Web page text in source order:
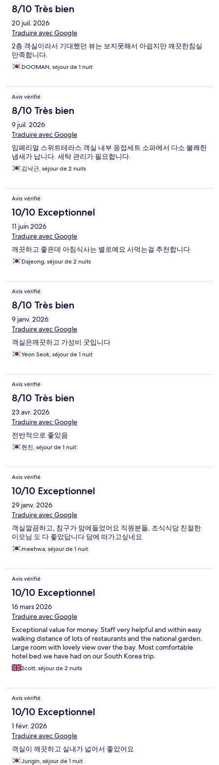
8/10 Très bien
20 juil. 2026
Traduire avec Google
2층 객실이라서 기대했던 뷰는 보지못해서 아쉽지만 깨끗한침실
만족합니다.
DOOMAN, séjour de 1 nuit
Avis vérifié
8/10 Très bien
9 juil. 2026
Traduire avec Google
임페리얼 스위트테라스 객실 내부 응접세트 소파에서 다소 불쾌한
냄새가 납니다. 세탁 관리가 필요합니다.
김낙근, séjour de 2 nuits
Avis vérifié
10/10 Exceptionnel
11 juin 2026
Traduire avec Google
깨끗하고 좋은데 아침식사는 별로예요 사먹는걸 추천합니다
Dajeong, séjour de 2 nuits
Avis vérifié
8/10 Très bien
9 janv. 2026
Traduire avec Google
객실은깨끗하고 가성비 굿입니다
Yeon Seok, séjour de 1 nuit
Avis vérifié
8/10 Très bien
23 avr. 2026
Traduire avec Google
전반적으로 좋았음
현진, séjour de 1 nuit
Avis vérifié
10/10 Exceptionnel
29 janv. 2026
Traduire avec Google
객실깔끔하고, 침구가 맘에들었어요 직원분들, 조식식당 친절한
이모님 도 다 좋았답니다 담에 떠가고싶네요
meehwa, séjour de 1 nuit
Avis vérifié
10/10 Exceptionnel
16 mars 2026
Traduire avec Google
Exceptional value for money. Staff very helpful and within easy
walking distance of lots of restaurants and the national garden.
Large room with lovely view over the bay. Most comfortable
hotel bed we have had on our South Korea trip.
Scott, séjour de 2 nuits
Avis vérifié
10/10 Exceptionnel
1 févr. 2026
Traduire avec Google
객실이 깨끗하고 실내가 넓어서 좋았어요
Jungin, séjour de 1 nuit